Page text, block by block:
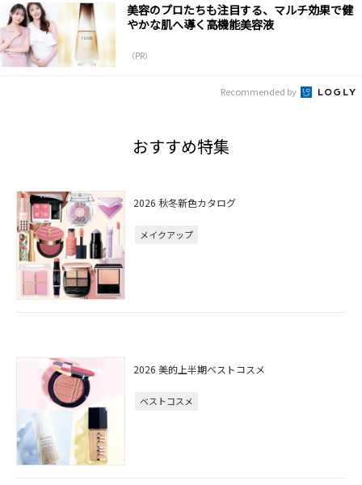
美容のプロたちも注目する、マルチ効果で健
やかな肌へ導く高機能美容液
（PR）
Recommended by
おすすめ特集
2026 秋冬新色カタログ
メイクアップ
2026 美的上半期ベストコスメ
ベストコスメ